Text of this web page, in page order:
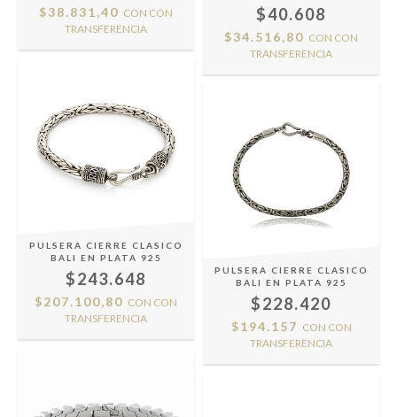
$38.831,40 CON CON
TRANSFERENCIA
$40.608
$34.516,80 CON CON
TRANSFERENCIA
PULSERA CIERRE CLASICO
BALI EN PLATA 925
$243.648
$207.100,80 CON CON
TRANSFERENCIA
PULSERA CIERRE CLASICO
BALI EN PLATA 925
$228.420
$194.157 CON CON
TRANSFERENCIA